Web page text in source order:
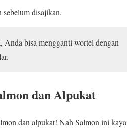
disajikan.
Anda bisa mengganti wortel dengan
dan Alpukat
dan alpukat! Nah Salmon ini kaya